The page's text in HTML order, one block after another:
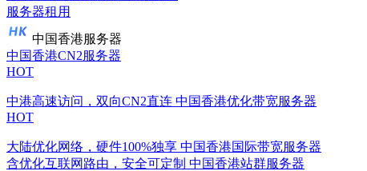
服务器租用
中国香港服务器
中国香港CN2服务器
HOT
中港高速访问，双向CN2直连 中国香港优化带宽服务器
HOT
大陆优化网络，硬件100%独享 中国香港国际带宽服务器
含优化互联网路由，安全可定制 中国香港站群服务器